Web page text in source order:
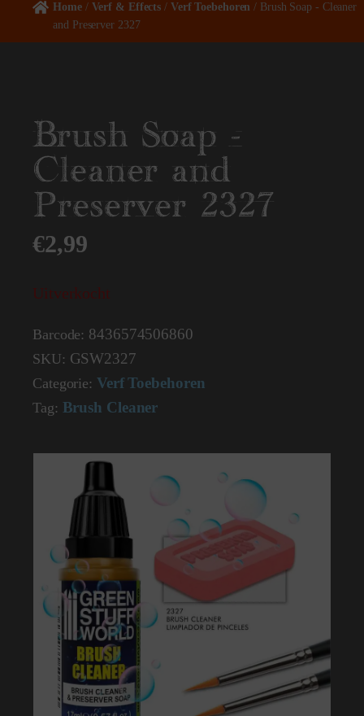
Home/ Verf & Effects / Verf Toebehoren / Brush Soap - Cleaner
and Preserver 2327
Brush Soap -
Cleaner and
Preserver 2327
€2,99
Uitverkocht
Barcode: 8436574506860
SKU: GSW2327
Categorie: Verf Toebehoren
Tag: Brush Cleaner